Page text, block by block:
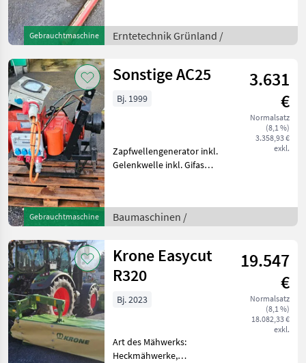
Gebrauchtmaschine Erntetechnik Grünland /
Gebrauchtmaschine
Sonstige AC25
3.631
€
Normalsatz
(8,1 %)
3.358,93 €
exkl.
Bj. 1999
Zapfwellengenerator inkl.
Gelenkwelle inkl. Gifas
Stromgeneratoren
Baumaschinen /
Krone Easycut
R320
19.547
€
Normalsatz
(8,1 %)
18.082,33 €
exkl.
Bj. 2023
Art des Mähwerks:
Heckmähwerke,